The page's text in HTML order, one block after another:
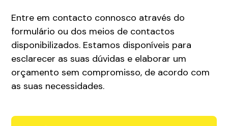
Entre em contacto connosco através do
formulário ou dos meios de contactos
disponibilizados. Estamos disponíveis para
esclarecer as suas dúvidas e elaborar um
orçamento sem compromisso, de acordo com
as suas necessidades.